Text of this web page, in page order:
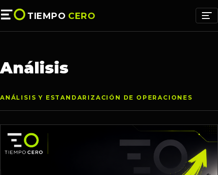
TIEMPO CERO
Análisis
ANÁLISIS Y ESTANDARIZACIÓN DE OPERACIONES